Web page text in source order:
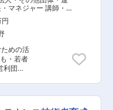
ト型学
ーを
年間
ーマを
対話し
ーマン
り組ん
の要因
ーとの
とりの
会にお
（自社
不要で
は違い
りアル
マネジャー 講師・
ラクター
めの活
・若者
利団体
。ま
。 ＜